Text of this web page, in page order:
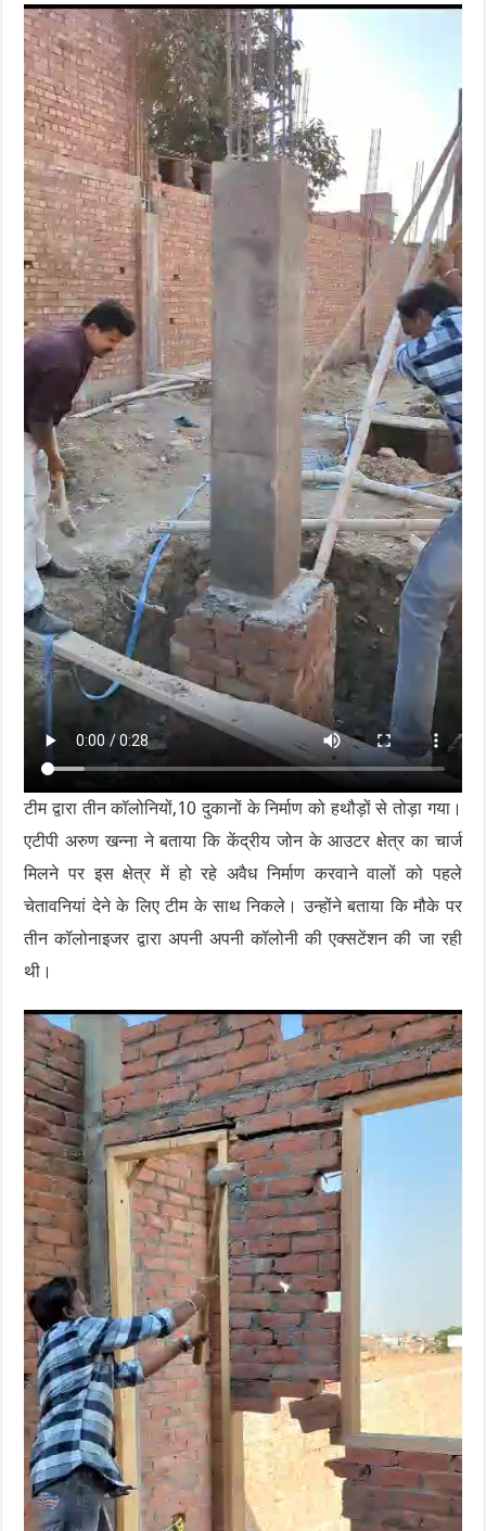
टीम द्वारा तीन कॉलोनियों,10 दुकानों के निर्माण को हथौड़ों से तोड़ा गया।
एटीपी अरुण खन्ना ने बताया कि केंद्रीय जोन के आउटर क्षेत्र का चार्ज
मिलने पर इस क्षेत्र में हो रहे अवैध निर्माण करवाने वालों को पहले
चेतावनियां देने के लिए टीम के साथ निकले। उन्होंने बताया कि मौके पर
तीन कॉलोनाइजर द्वारा अपनी अपनी कॉलोनी की एक्सटेंशन की जा रही
थी।